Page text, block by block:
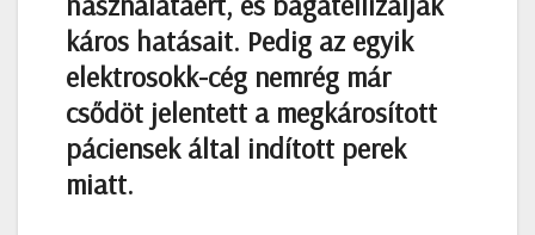
káros hatásait. Pedig az egyik
elektrosokk-cég nemrég már
csődöt jelentett a megkárosított
páciensek által indított perek
miatt.